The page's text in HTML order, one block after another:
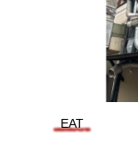
EAT